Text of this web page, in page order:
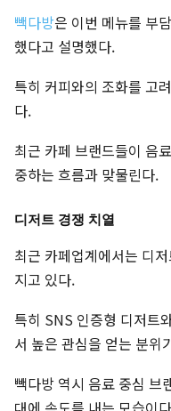
빽다방은 이번 메뉴를 부
했다고 설명했다.
특히 커피와의 조화를 고
다.
최근 카페 브랜드들이 음
중하는 흐름과 맞물린다.
디저트 경쟁 치열
최근 카페업계에서는 디
지고 있다.
특히 SNS 인증형 디저트
서 높은 관심을 얻는 분위
빽다방 역시 음료 중심 브